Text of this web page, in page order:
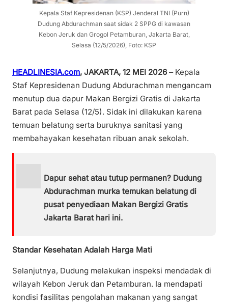
Kepala Staf Kepresidenan (KSP) Jenderal TNI (Purn)
Dudung Abdurachman saat sidak 2 SPPG di kawasan
Kebon Jeruk dan Grogol Petamburan, Jakarta Barat,
Selasa (12/5/2026), Foto: KSP
HEADLINESIA.com, JAKARTA, 12 MEI 2026 –Kepala
Staf Kepresidenan Dudung Abdurachman mengancam
menutup dua dapur Makan Bergizi Gratis di Jakarta
Barat pada Selasa (12/5). Sidak ini dilakukan karena
temuan belatung serta buruknya sanitasi yang
membahayakan kesehatan ribuan anak sekolah.
Dapur sehat atau tutup permanen? Dudung
Abdurachman murka temukan belatung di
pusat penyediaan Makan Bergizi Gratis
Jakarta Barat hari ini.
Standar Kesehatan Adalah Harga Mati
Selanjutnya, Dudung melakukan inspeksi mendadak di
wilayah Kebon Jeruk dan Petamburan. Ia mendapati
kondisi fasilitas pengolahan makanan yang sangat